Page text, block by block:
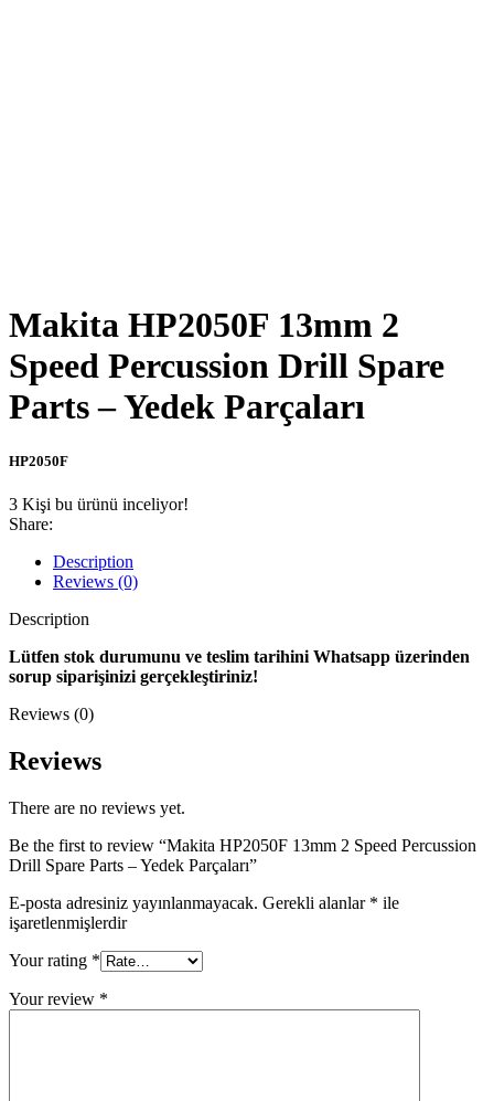
Makita HP2050F 13mm 2
Speed Percussion Drill Spare
Parts – Yedek Parçaları
HP2050F
3 Kişi bu ürünü inceliyor!
Share:
Description
Reviews (0)
Description
Lütfen stok durumunu ve teslim tarihini Whatsapp üzerinden
sorup siparişinizi gerçekleştiriniz!
Reviews (0)
Reviews
There are no reviews yet.
Be the first to review “Makita HP2050F 13mm 2 Speed Percussion
Drill Spare Parts – Yedek Parçaları”
E-posta adresiniz yayınlanmayacak. Gerekli alanlar * ile
işaretlenmişlerdir
Your rating *
Your review *